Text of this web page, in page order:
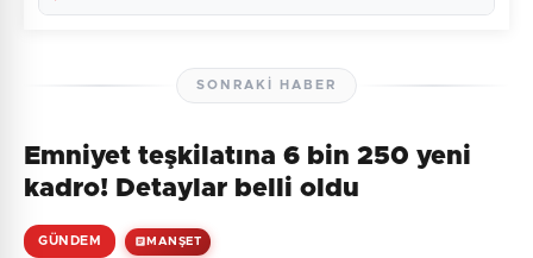
Henüz yorum yapılmamış. İlk yorumu siz yapın!
SONRAKI HABER
Emniyet teşkilatına 6 bin 250 yeni
kadro! Detaylar belli oldu
GÜNDEM MANŞET